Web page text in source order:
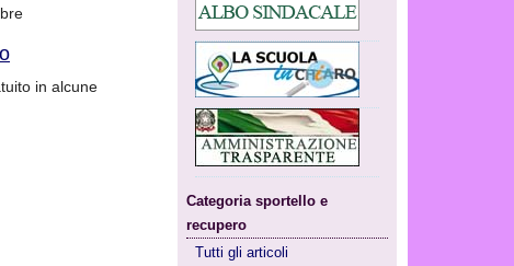
in alcune
Categoria sportello e
recupero
Tutti gli articoli